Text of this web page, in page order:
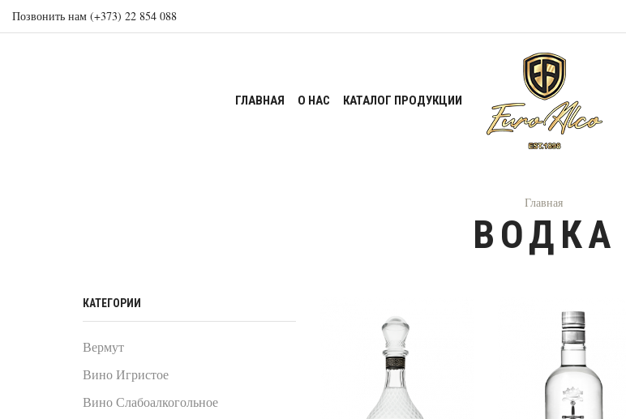
Позвонить нам (+373) 22 854 088
ГЛАВНАЯ О НАС КАТАЛОГ ПРОДУКЦИИ
Главная
ВОДКА
КАТЕГОРИИ
Вермут
Вино Игристое
Вино Слабоалкогольное